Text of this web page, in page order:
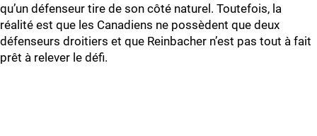
qu’un défenseur tire de son côté naturel. Toutefois, la
réalité est que les Canadiens ne possèdent que deux
défenseurs droitiers et que Reinbacher n’est pas tout à fait
prêt à relever le défi.